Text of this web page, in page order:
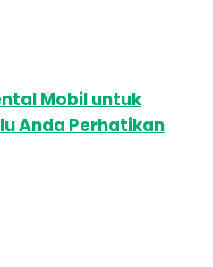
Mobil untuk
Anda Perhatikan